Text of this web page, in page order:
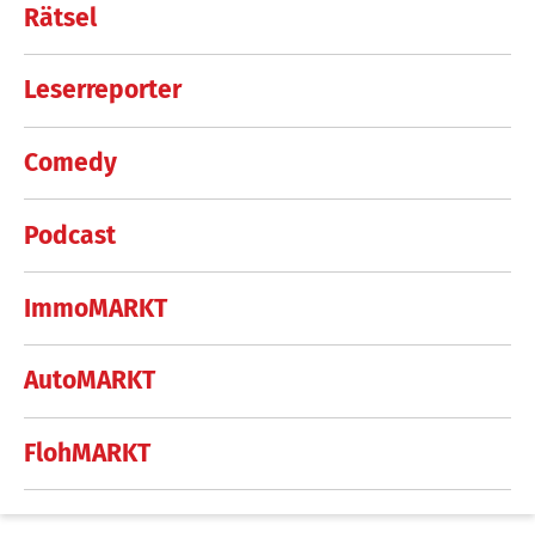
Rätsel
Leserreporter
Comedy
Podcast
ImmoMARKT
AutoMARKT
FlohMARKT